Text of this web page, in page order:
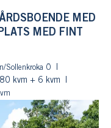
MED
MED FINT
Sollenkroka Ö
kvm + 6 kvm